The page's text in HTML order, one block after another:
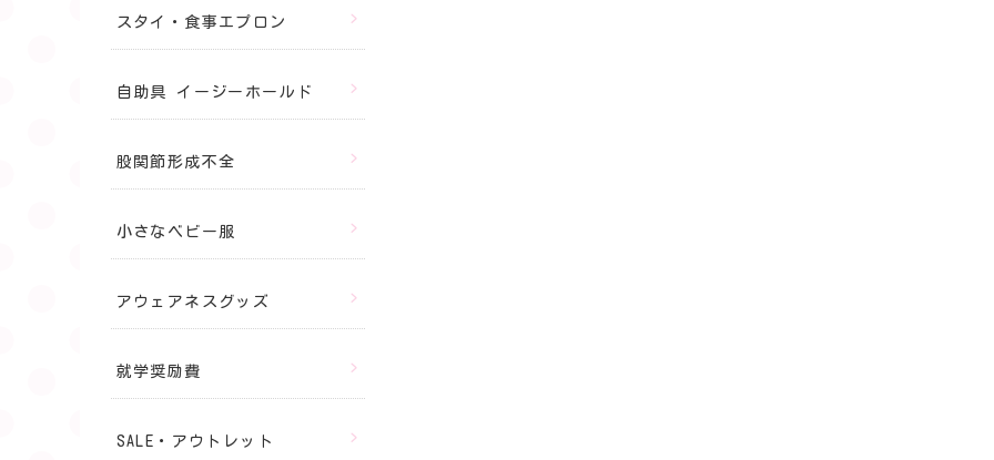
スタイ・食事エプロン
自助具 イージーホールド
股関節形成不全
小さなベビー服
アウェアネスグッズ
就学奨励費
SALE・アウトレット